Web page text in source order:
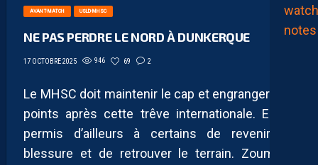
AVANT-MATCH USLD-MHSC
NE PAS PERDRE LE NORD À DUNKERQUE
17 OCTOBRE 2025 946 69 2
Le MHSC doit maintenir le cap et engranger des
points après cette trêve internationale. Elle a
permis d’ailleurs à certains de revenir de
blessure et de retrouver le terrain. Zoumana